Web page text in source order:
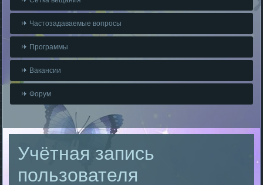
Частозадаваемые вопросы
Программы
Вакансии
Форум
Учётная запись
пользователя